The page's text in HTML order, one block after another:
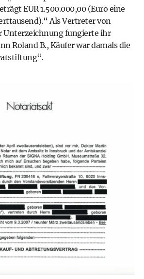
EUR 1.500.000,00 (Euro eine
Als Vertreter von
Unterzeichnung fungierte ihr
Roland B., Käufer war damals die